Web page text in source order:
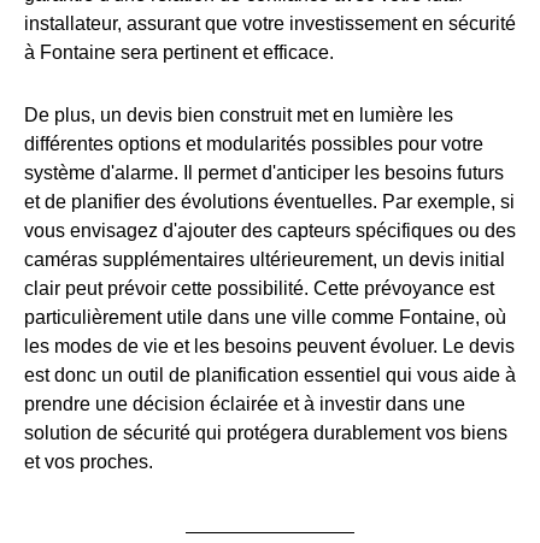
installateur, assurant que votre investissement en sécurité
à Fontaine sera pertinent et efficace.
De plus, un devis bien construit met en lumière les
différentes options et modularités possibles pour votre
système d'alarme. Il permet d'anticiper les besoins futurs
et de planifier des évolutions éventuelles. Par exemple, si
vous envisagez d'ajouter des capteurs spécifiques ou des
caméras supplémentaires ultérieurement, un devis initial
clair peut prévoir cette possibilité. Cette prévoyance est
particulièrement utile dans une ville comme Fontaine, où
les modes de vie et les besoins peuvent évoluer. Le devis
est donc un outil de planification essentiel qui vous aide à
prendre une décision éclairée et à investir dans une
solution de sécurité qui protégera durablement vos biens
et vos proches.